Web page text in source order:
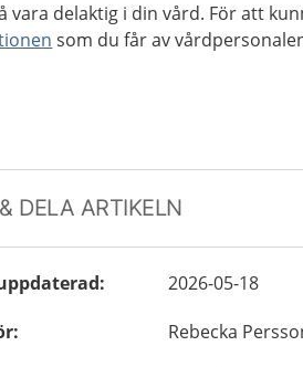
vara delaktig i din vård. För att
som du får av
DELA ARTIKELN
:
2026-05-18
: Rebecka